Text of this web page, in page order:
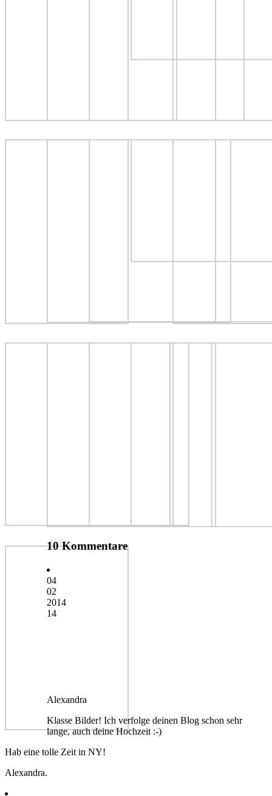
10 Kommentare
04
02
2014
14
Alexandra
Klasse Bilder! Ich verfolge deinen Blog schon sehr
lange, auch deine Hochzeit :-)
Hab eine tolle Zeit in NY!
Alexandra.